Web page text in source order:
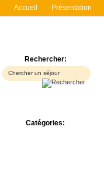
Accueil Présentation
Rechercher:
Catégories: